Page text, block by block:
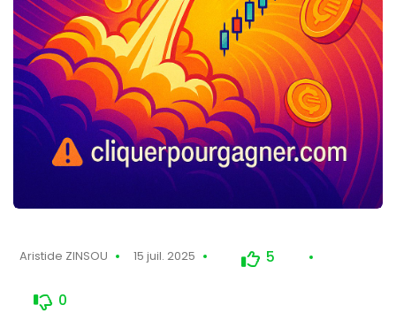
Aristide ZINSOU 15 juil. 2025 5
0